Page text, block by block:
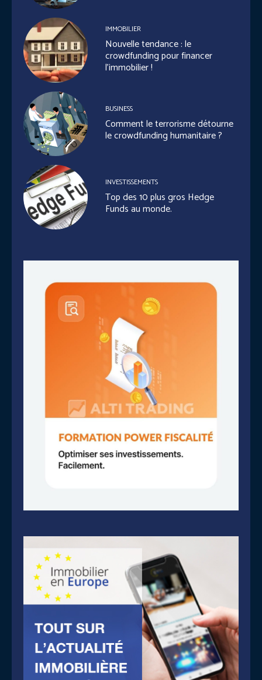
IMMOBILIER
Nouvelle tendance : le
crowdfunding pour financer
l’immobilier !
BUSINESS
Comment le terrorisme détourne
le crowdfunding humanitaire ?
INVESTISSEMENTS
Top des 10 plus gros Hedge
Funds au monde.